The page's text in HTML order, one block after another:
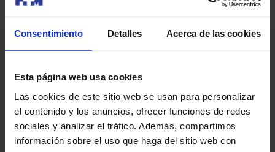
Consentimiento Detalles Acerca de las cookies
Esta página web usa cookies
Las cookies de este sitio web se usan para personalizar
el contenido y los anuncios, ofrecer funciones de redes
sociales y analizar el tráfico. Además, compartimos
información sobre el uso que haga del sitio web con
tratamiento integral que aborde tanto el aspecto
efectivos incluyen:
Terapia sexual y psicológica
La terapia psicológica, en particular la terapia
cognitivo-conductual, se centra en identificar y abordar
las causas emocionales subyacentes al vaginismo. Un
terapeuta especializado en sexología ayuda a la mujer a